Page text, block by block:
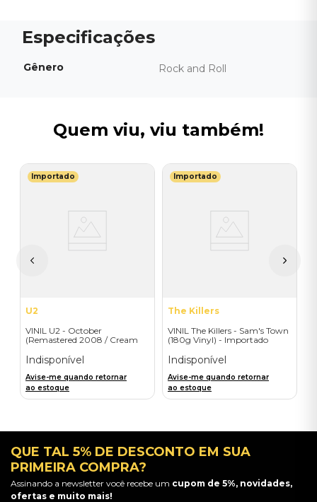
Gênero Rock and Roll
Quem viu, viu também!
Importado
U2
VINIL U2 - October
(Remastered 2008 / Cream
Indisponível
Avise-me quando retornar
ao estoque
Importado
The Killers
VINIL The Killers - Sam's Town
(180g Vinyl) - Importado
Indisponível
Avise-me quando retornar
ao estoque
QUE TAL 5% DE DESCONTO EM SUA
PRIMEIRA COMPRA?
Assinando a newsletter você recebe um cupom de 5%, novidades,
ofertas e muito mais!